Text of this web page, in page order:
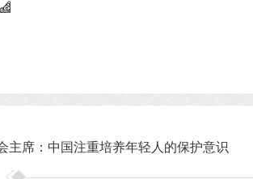
主席：中国注重培养年轻人的保护意识